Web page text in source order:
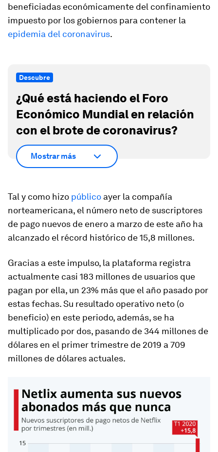
beneficiadas económicamente del confinamiento
impuesto por los gobiernos para contener la
epidemia del coronavirus.
Descubre
¿Qué está haciendo el Foro
Económico Mundial en relación
con el brote de coronavirus?
Mostrar más
Tal y como hizo público ayer la compañía
norteamericana, el número neto de suscriptores
de pago nuevos de enero a marzo de este año ha
alcanzado el récord histórico de 15,8 millones.
Gracias a este impulso, la plataforma registra
actualmente casi 183 millones de usuarios que
pagan por ella, un 23% más que el año pasado por
estas fechas. Su resultado operativo neto (o
beneficio) en este periodo, además, se ha
multiplicado por dos, pasando de 344 millones de
dólares en el primer trimestre de 2019 a 709
millones de dólares actuales.